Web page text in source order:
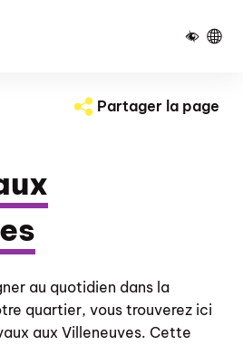
Partager la page
au quotidien dans la
quartier, vous trouverez ici
aux Villeneuves. Cette